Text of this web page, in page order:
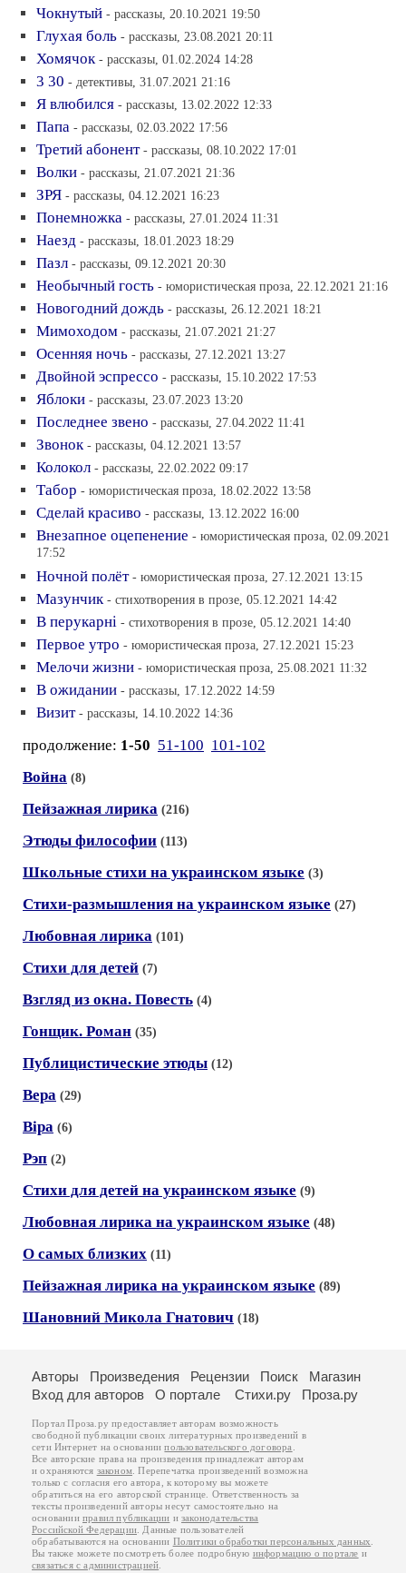
Чокнутый - рассказы, 20.10.2021 19:50
Глухая боль - рассказы, 23.08.2021 20:11
Хомячок - рассказы, 01.02.2024 14:28
3 30 - детективы, 31.07.2021 21:16
Я влюбился - рассказы, 13.02.2022 12:33
Папа - рассказы, 02.03.2022 17:56
Третий абонент - рассказы, 08.10.2022 17:01
Волки - рассказы, 21.07.2021 21:36
ЗРЯ - рассказы, 04.12.2021 16:23
Понемножка - рассказы, 27.01.2024 11:31
Наезд - рассказы, 18.01.2023 18:29
Пазл - рассказы, 09.12.2021 20:30
Необычный гость - юмористическая проза, 22.12.2021 21:16
Новогодний дождь - рассказы, 26.12.2021 18:21
Мимоходом - рассказы, 21.07.2021 21:27
Осенняя ночь - рассказы, 27.12.2021 13:27
Двойной эспрессо - рассказы, 15.10.2022 17:53
Яблоки - рассказы, 23.07.2023 13:20
Последнее звено - рассказы, 27.04.2022 11:41
Звонок - рассказы, 04.12.2021 13:57
Колокол - рассказы, 22.02.2022 09:17
Табор - юмористическая проза, 18.02.2022 13:58
Сделай красиво - рассказы, 13.12.2022 16:00
Внезапное оцепенение - юмористическая проза, 02.09.2021
17:52
Ночной полёт - юмористическая проза, 27.12.2021 13:15
Мазунчик - стихотворения в прозе, 05.12.2021 14:42
В перукарнi - стихотворения в прозе, 05.12.2021 14:40
Первое утро - юмористическая проза, 27.12.2021 15:23
Мелочи жизни - юмористическая проза, 25.08.2021 11:32
В ожидании - рассказы, 17.12.2022 14:59
Визит - рассказы, 14.10.2022 14:36
продолжение: 1-50 51-100 101-102
Война (8)
Пейзажная лирика (216)
Этюды философии (113)
Школьные стихи на украинском языке (3)
Стихи-размышления на украинском языке (27)
Любовная лирика (101)
Стихи для детей (7)
Взгляд из окна. Повесть (4)
Гонщик. Роман (35)
Публицистические этюды (12)
Вера (29)
Вiра (6)
Рэп (2)
Стихи для детей на украинском языке (9)
Любовная лирика на украинском языке (48)
О самых близких (11)
Пейзажная лирика на украинском языке (89)
Шановний Микола Гнатович (18)
Авторы Произведения Рецензии Поиск
Магазин
Вход для авторов
О портале Стихи.ру Проза.ру
Портал Проза.ру предоставляет авторам возможность
свободной публикации своих литературных произведений в
сети Интернет на основаниипользовательского договора
Все авторские права на произведения принадлежат авторам
и охраняются законом . Перепечатка произведений возможна
только с согласия его автора, к которому вы можете
обратиться на его авторской странице. Ответственность за
тексты произведений авторы несут самостоятельно на
основанииправил публикации изаконодательства
Российской Федерации . Данные пользователей
обрабатываются на основании Политики обработки персональных данных
Вы также можете посмотреть более подробную информацию о портале и
связаться с администрацией